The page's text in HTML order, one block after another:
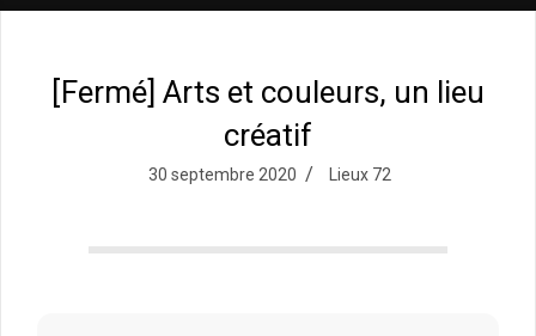
[Fermé] Arts et couleurs, un lieu
créatif
30 septembre 2020 Lieux 72